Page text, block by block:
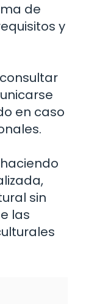
de
y
en caso
sin
las